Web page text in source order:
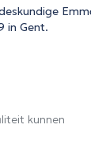
in Gent.
kunnen